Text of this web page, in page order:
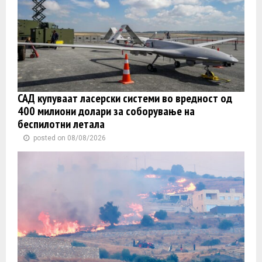
САД купуваат ласерски системи во вредност од
400 милиони долари за соборување на
беспилотни летала
posted on 08/08/2026